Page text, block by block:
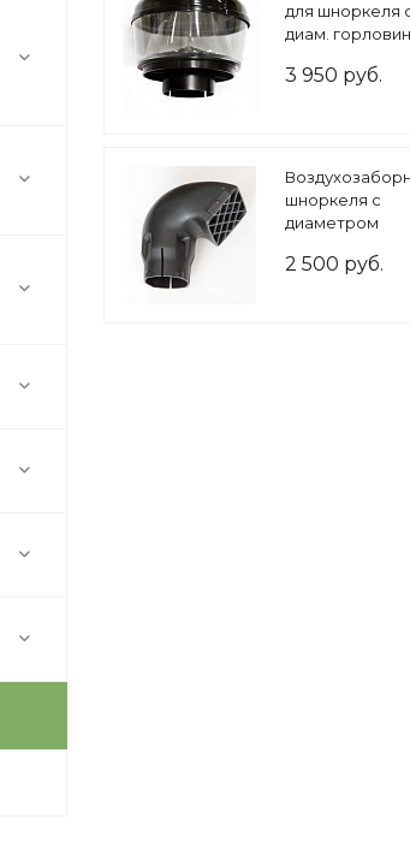
для шноркеля
диам.
3 950 руб.
шноркеля с
диаметром
2 500 руб.